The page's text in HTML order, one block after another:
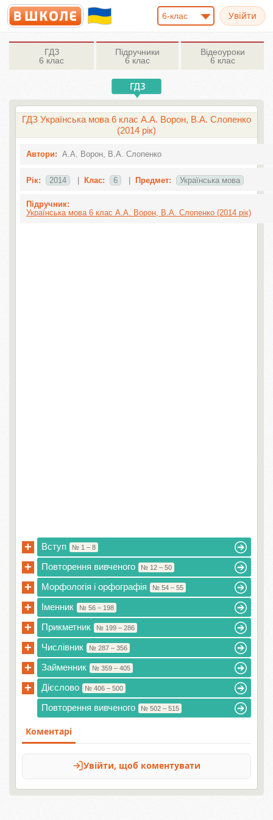
6-клас
ГДЗ
6 клас
Підручники
6 клас
Відеоуроки
6 клас
ГДЗ Українська мова 6 клас А.А. Ворон, В.А. Слопенко
(2014 рік)
Автори: А.А. Ворон, В.А. Слопенко
Рік: 2014 Клас: 6 Предмет: Українська мова
Підручник:
Українська мова 6 клас А.А. Ворон, В.А. Слопенко (2014 рік)
+ Вступ № 1 – 8
+ Повторення вивченого № 12 – 50
+ Морфологія і орфографія № 54 – 55
+ Іменник № 56 – 198
+ Прикметник № 199 – 286
+ Числівник № 287 – 356
+ Займенник № 359 – 405
+ Дієслово № 406 – 500
Повторення вивченого № 502 – 515